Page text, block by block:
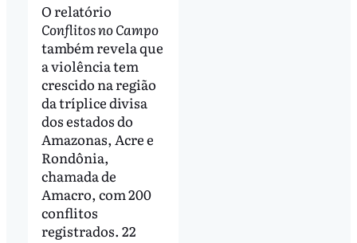
O relatório
Conflitos no Campo
também revela que
a violência tem
crescido na região
da tríplice divisa
dos estados do
Amazonas, Acre e
Rondônia,
chamada de
Amacro, com 200
conflitos
registrados. 22